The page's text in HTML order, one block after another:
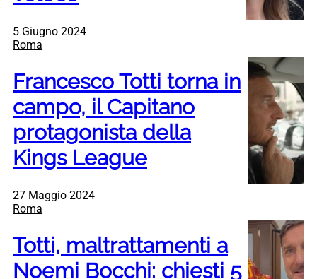
5 Giugno 2024
Roma
Francesco Totti torna in
campo, il Capitano
protagonista della
Kings League
27 Maggio 2024
Roma
Totti, maltrattamenti a
Noemi Bocchi: chiesti 5